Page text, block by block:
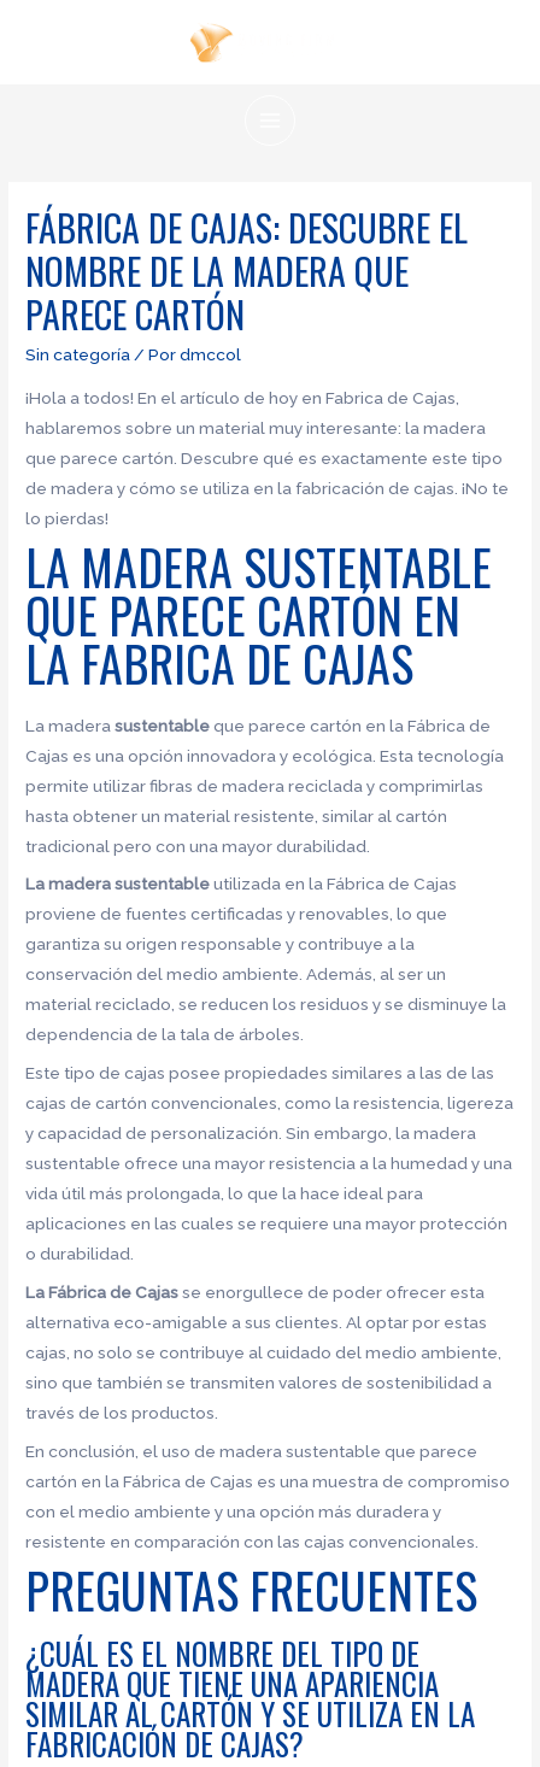
FÁBRICA DE CAJAS: DESCUBRE EL
NOMBRE DE LA MADERA QUE
PARECE CARTÓN
Sin categoría / Pordmccol
¡Hola a todos! En el artículo de hoy en Fabrica de Cajas,
hablaremos sobre un material muy interesante: la madera
que parece cartón. Descubre qué es exactamente este tipo
de madera y cómo se utiliza en la fabricación de cajas. ¡No te
lo pierdas!
LA MADERA SUSTENTABLE
QUE PARECE CARTÓN EN
LA FABRICA DE CAJAS
La maderasustentableque parece cartón en la Fábrica de
Cajas es una opción innovadora y ecológica. Esta tecnología
permite utilizar fibras de madera reciclada y comprimirlas
hasta obtener un material resistente, similar al cartón
tradicional pero con una mayor durabilidad.
La madera sustentableutilizada en la Fábrica de Cajas
proviene de fuentes certificadas y renovables, lo que
garantiza su origen responsable y contribuye a la
conservación del medio ambiente. Además, al ser un
material reciclado, se reducen los residuos y se disminuye la
dependencia de la tala de árboles.
Este tipo de cajas posee propiedades similares a las de las
cajas de cartón convencionales, como la resistencia, ligereza
y capacidad de personalización. Sin embargo, la madera
sustentable ofrece una mayor resistencia a la humedad y una
vida útil más prolongada, lo que la hace ideal para
aplicaciones en las cuales se requiere una mayor protección
o durabilidad.
La Fábrica de Cajasse enorgullece de poder ofrecer esta
alternativa eco-amigable a sus clientes. Al optar por estas
cajas, no solo se contribuye al cuidado del medio ambiente,
sino que también se transmiten valores de sostenibilidad a
través de los productos.
En conclusión, el uso de madera sustentable que parece
cartón en la Fábrica de Cajas es una muestra de compromiso
con el medio ambiente y una opción más duradera y
resistente en comparación con las cajas convencionales.
PREGUNTAS FRECUENTES
¿CUÁL ES EL NOMBRE DEL TIPO DE
MADERA QUE TIENE UNA APARIENCIA
SIMILAR AL CARTÓN Y SE UTILIZA EN LA
FABRICACIÓN DE CAJAS?